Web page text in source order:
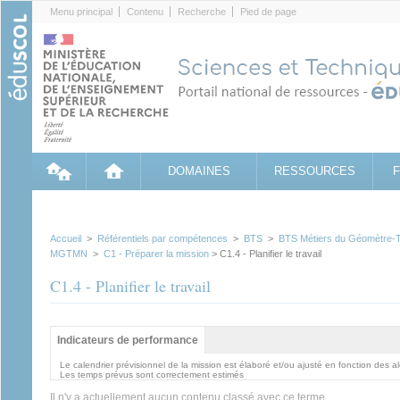
Menu principal Contenu Recherche Pied de page
DOMAINES RESSOURCES
Accueil > Référentiels par compétences > BTS > BTS Métiers du Géomètre-
MGTMN > C1 - Préparer la mission > C1.4 - Planifier le travail
C1.4 - Planifier le travail
Groupe principal
Indicateurs de performance
actif)
Le calendrier prévisionnel de la mission est élaboré et/ou ajusté en fonction des
Les temps prévus sont correctement estimés
Il n'y a actuellement aucun contenu classé avec ce terme.